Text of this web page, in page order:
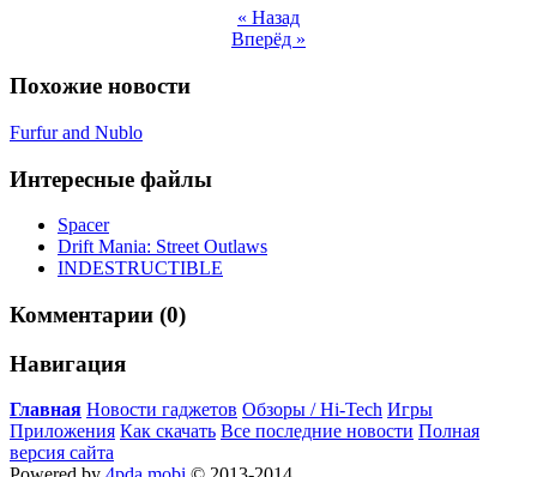
« Назад
Вперёд »
Похожие новости
Furfur and Nublo
Интересные файлы
Spacer
Drift Mania: Street Outlaws
INDESTRUCTIBLE
Комментарии (0)
Навигация
Главная Новости гаджетов Обзоры / Hi-Tech Игры
Приложения Как скачать Все последние новости Полная
версия сайта